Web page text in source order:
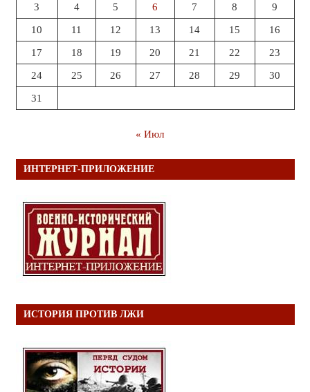
3 4 5 6 7 8 9
10 11 12 13 14 15 16
17 18 19 20 21 22 23
24 25 26 27 28 29 30
31
« Июл
ИНТЕРНЕТ-ПРИЛОЖЕНИЕ
ИСТОРИЯ ПРОТИВ ЛЖИ